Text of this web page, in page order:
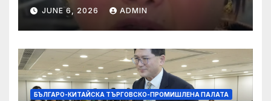
правила за ограничаване на
слуховете и
кибернасилниците
JUNE 6, 2026 ADMIN
БЪЛГАРО-КИТАЙСКА ТЪРГОВСКО-ПРОМИШЛЕНА ПАЛАТА